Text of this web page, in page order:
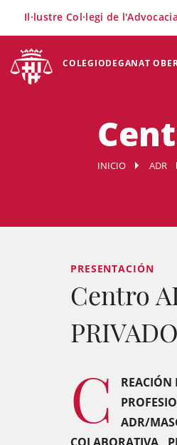
COLEGIODEGANAT
Il·lustre Col·legi de
INICIO ADR
PRESENTACIÓN
Centro
PRIVADO
C
REACIÓN
ADR/